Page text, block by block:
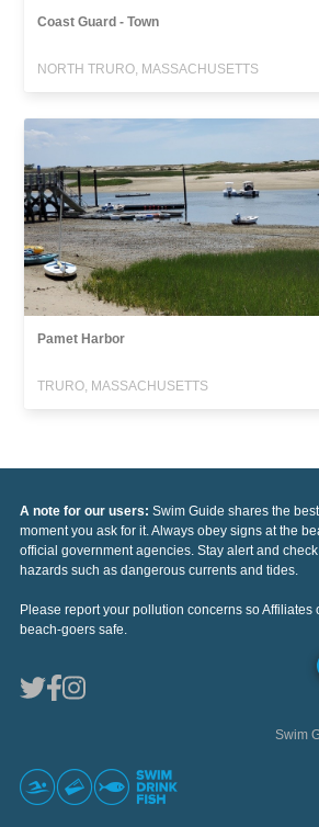
Coast Guard - Town
NORTH TRURO, MASSACHUSETTS
Pamet Harbor
TRURO, MASSACHUSETTS
A note for our users: Swim Guide shares the
moment you ask for it. Always obey signs at the
official government agencies. Stay alert and
hazards such as dangerous currents and tides.
Please report your pollution concerns so Affiliates
beach-goers safe.
Swim